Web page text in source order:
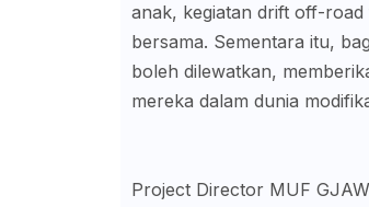
anak, kegiatan drift off-
bersama. Sementara itu,
boleh dilewatkan,
mereka dalam dunia
Project Director MUF